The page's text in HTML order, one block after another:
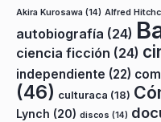
Akira Kurosawa (14) Alfred
autobiografía (24)
ciencia ficción (24)
independiente (22)
(46) culturaca (18)
Lynch (20) discos (14)